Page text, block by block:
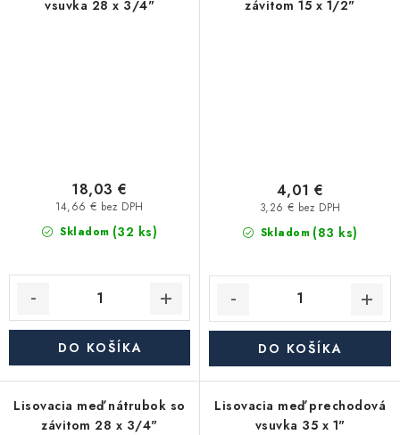
vsuvka 28 x 3/4"
Skladom (32 ks)
14,66 € bez DPH
18,03 €
DO KOŠÍKA
závitom 15 x 1/2"
Skladom (83 ks)
3,26 € bez DPH
4,01 €
DO KOŠÍKA
Lisovacia meď nátrubok so
závitom 28 x 3/4"
Lisovacia meď prechodová
vsuvka 35 x 1"